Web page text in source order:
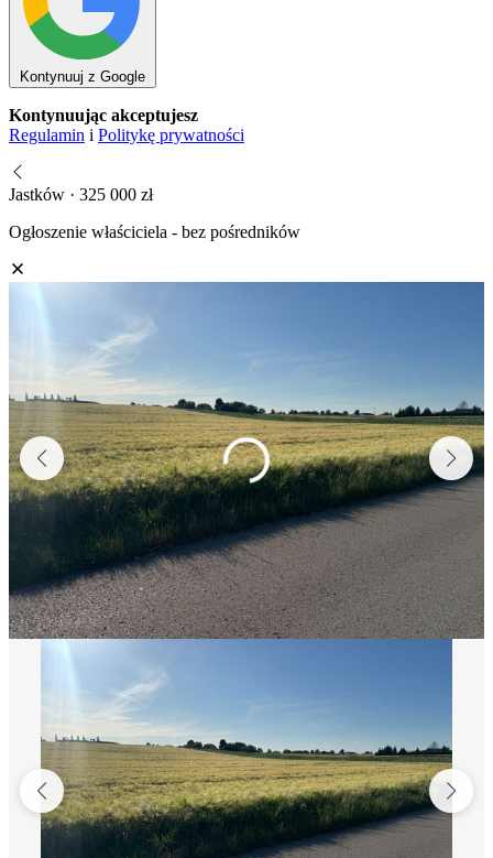
Kontynuuj z Google
Kontynuując akceptujesz
Regulamin i Politykę prywatności
Jastków · 325 000 zł
Ogłoszenie właściciela - bez pośredników